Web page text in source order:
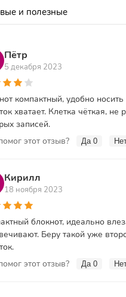
Пётр
5 декабря 2023
компактный, удобно
хватает. Клетка чёткая,
записей.
этот отзыв?
Да 0
Кирилл
18 ноября 2023
блокнот, идеально
Беру такой уже
этот отзыв?
Да 0